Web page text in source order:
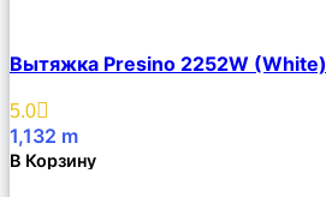
Описание
Избранное
Вытяжка Presino 2252W (White)
5.0
1,132 m
В Корзину